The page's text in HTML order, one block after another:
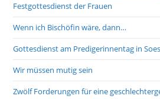
Festgottesdienst der Frauen
Wenn ich Bischöfin wäre, dann…
Gottesdienst am Predigerinnentag in
Wir müssen mutig sein
Zwölf Forderungen für eine